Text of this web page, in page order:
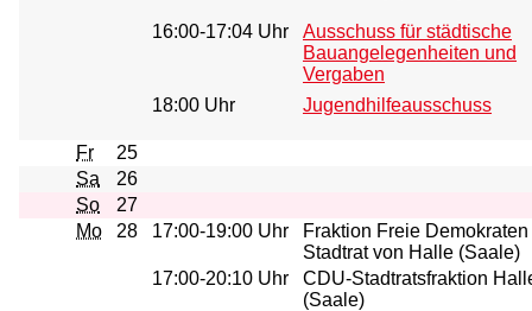
16:00-17:04 Uhr
Ausschuss für städtische
Bauangelegenheiten und
Vergaben
18:00 Uhr
Jugendhilfeausschuss
Fr
25
Sa
26
So
27
Mo
28 17:00-19:00 Uhr
Fraktion Freie Demokraten
Stadtrat von Halle (Saale)
17:00-20:10 Uhr
CDU-Stadtratsfraktion
(Saale)